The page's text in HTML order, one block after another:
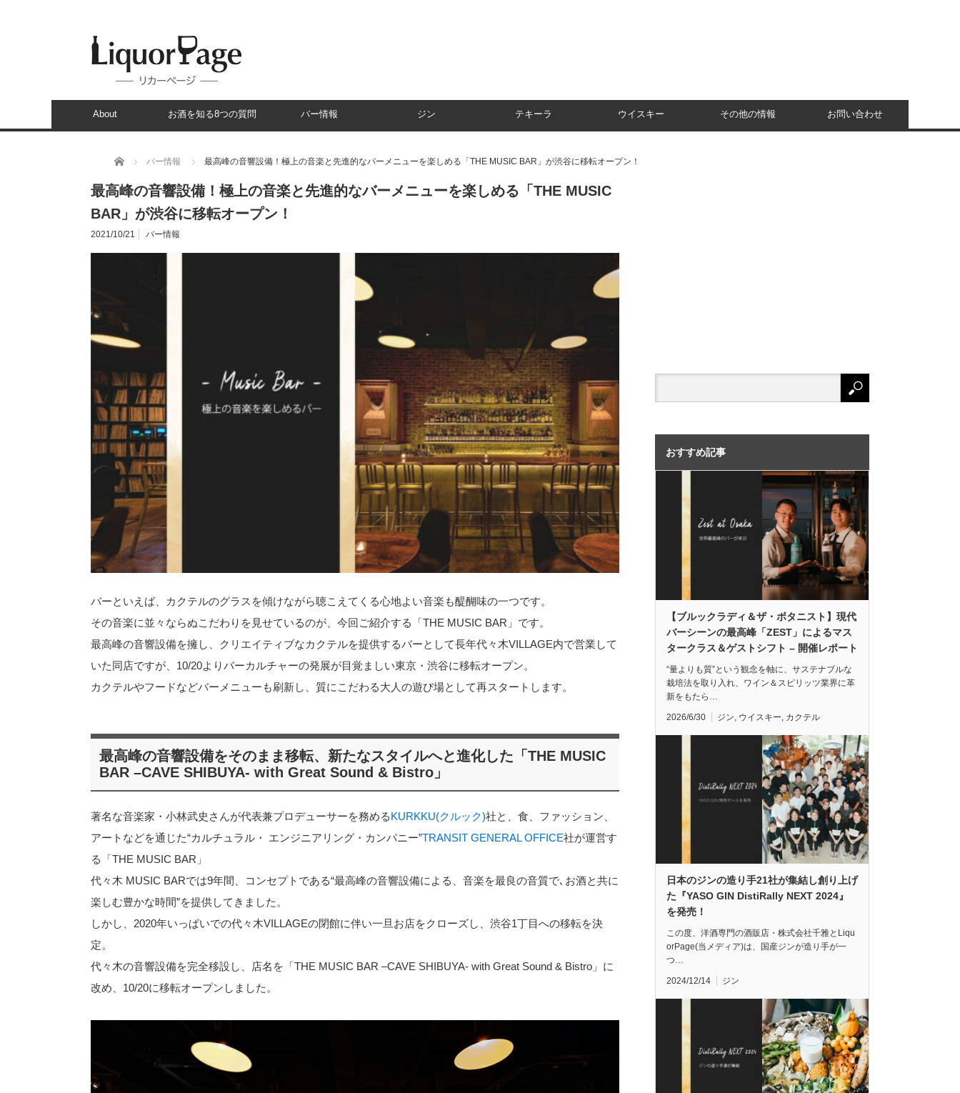
About お酒を知る8つの質問 バー情報 ジン テキーラ ウイスキー その他の情報 お問い合わせ
ホーム バー情報 最高峰の音響設備！極上の音楽と先進的なバーメニューを楽しめる「THE MUSIC BAR」が渋谷に移転オープン！
最高峰の音響設備！極上の音楽と先進的なバーメニューを楽しめる「THE MUSIC
BAR」が渋谷に移転オープン！
2021/10/21 バー情報
バーといえば、カクテルのグラスを傾けながら聴こえてくる心地よい音楽も醍醐味の一つです。
その音楽に並々ならぬこだわりを見せているのが、今回ご紹介する「THE MUSIC BAR」です。
最高峰の音響設備を擁し、クリエイティブなカクテルを提供するバーとして長年代々木VILLAGE内で営業して
いた同店ですが、10/20よりバーカルチャーの発展が目覚ましい東京・渋谷に移転オープン。
カクテルやフードなどバーメニューも刷新し、質にこだわる大人の遊び場として再スタートします。
最高峰の音響設備をそのまま移転、新たなスタイルへと進化した「THE MUSIC
BAR –CAVE SHIBUYA- with Great Sound & Bistro」
著名な音楽家・小林武史さんが代表兼プロデューサーを務める KURKKU(クルック)社と、食、ファッション、
アートなどを通じた“カルチュラル・ エンジニアリング・カンパニー”TRANSIT GENERAL OFFICE社が運営す
る「THE MUSIC BAR」
代々木 MUSIC BARでは9年間、コンセプトである“最高峰の音響設備による、音楽を最良の音質で､お酒と共に
楽しむ豊かな時間”を提供してきました。
しかし、2020年いっぱいでの代々木VILLAGEの閉館に伴い一旦お店をクローズし、渋谷1丁目への移転を決
定。
代々木の音響設備を完全移設し、店名を「THE MUSIC BAR –CAVE SHIBUYA- with Great Sound & Bistro」に
改め、10/20に移転オープンしました。
おすすめ記事
【ブルックラディ＆ザ・ボタニスト】現代
バーシーンの最高峰「ZEST」によるマス
タークラス＆ゲストシフト – 開催レポート
“量よりも質”という観念を軸に、サステナブルな
栽培法を取り入れ、ワイン＆スピリッツ業界に革
新をもたら…
2026/6/30 ジン ウイスキー カクテル
日本のジンの造り手21社が集結し創り上げ
た『YASO GIN DistiRally NEXT 2024』
を発売！
この度、洋酒専門の酒販店・株式会社千雅とLiqu
orPage(当メディア)は、国産ジンが造り手が一
つ…
2024/12/14 ジン